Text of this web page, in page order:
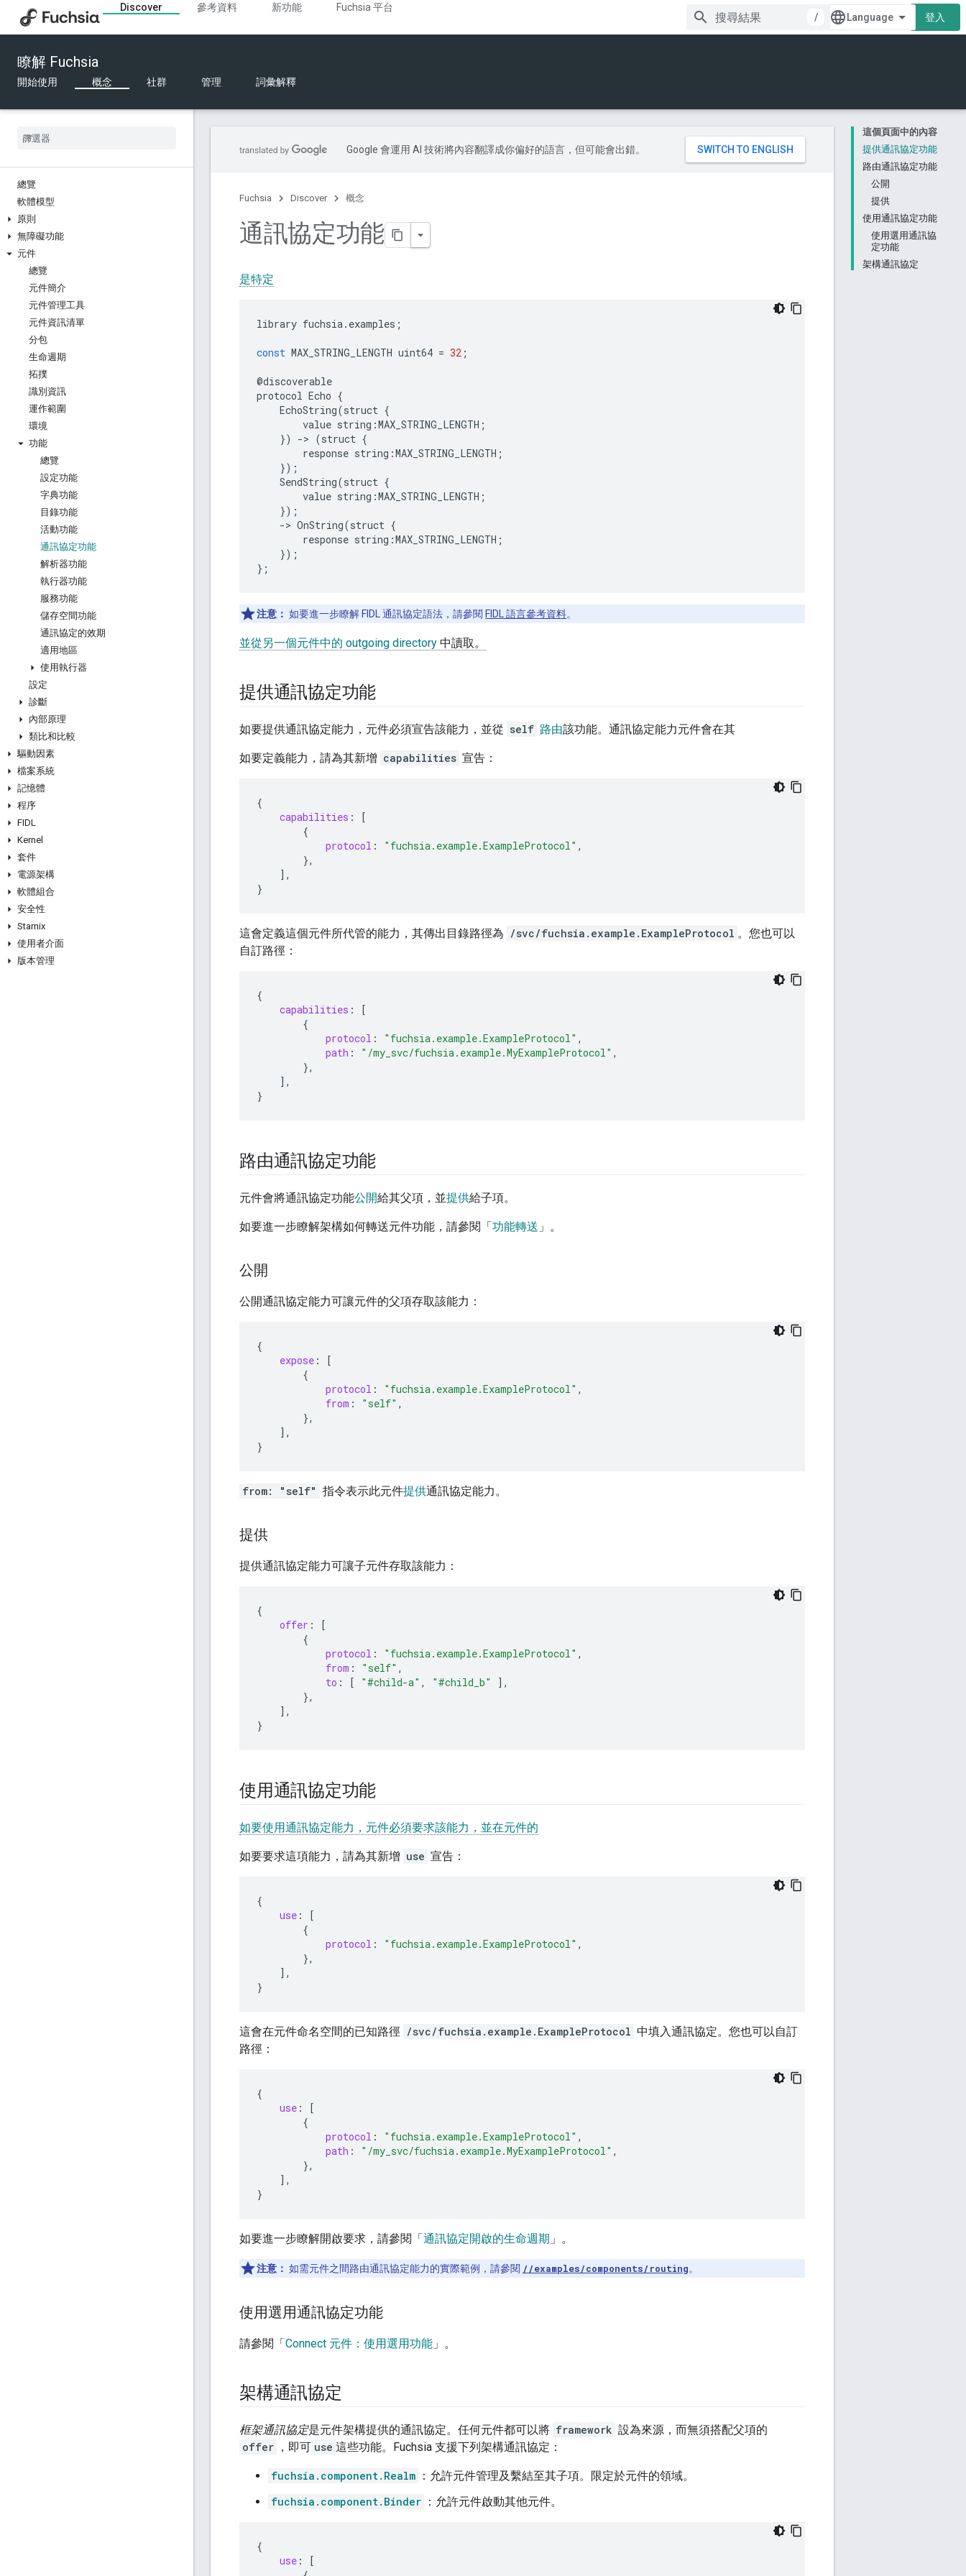
Discover 參考資料 新功能
Fuchsia 平台
/
登入
瞭解 Fuchsia
開始使用 概念 社群 管理 詞彙解釋
總覽
軟體模型
原則
無障礙功能
元件
總覽
元件簡介
元件管理工具
元件資訊清單
分包
生命週期
拓撲
識別資訊
運作範圍
環境
功能
總覽
設定功能
字典功能
目錄功能
活動功能
通訊協定功能
解析器功能
執行器功能
服務功能
儲存空間功能
通訊協定的效期
適用地區
使用執行器
設定
診斷
內部原理
類比和比較
驅動因素
檔案系統
記憶體
程序
FIDL
Kernel
套件
電源架構
軟體組合
安全性
Starnix
使用者介面
版本管理
這個頁面中的內容
提供通訊協定功能
路由通訊協定功能
公開
提供
使用通訊協定功能
使用選用通訊協
定功能
架構通訊協定
Google 會運用 AI 技術將內容翻譯成你偏好的語言，但可能會出錯。
Fuchsia Discover 概念
通訊協定功能
是特定
library fuchsia. examples ;
const MAX_STRING_LENGTH uint64 = 32 ;
@discoverable
protocol Echo {
EchoString(struct {
value string :MAX_STRING_LENGTH ;
})
-> (struct {
response string :MAX_STRING_LENGTH ;
});
SendString(struct {
value string :MAX_STRING_LENGTH ;
});
-> OnString(struct {
response string :MAX_STRING_LENGTH ;
});
};
注意： 如要進一步瞭解 FIDL 通訊協定語法，請參閱 FIDL 語言參考資料。
並從另一個元件中的 outgoing directory 中讀取。
提供通訊協定功能
如要提供通訊協定能力，元件必須宣告該能力，並從 self 路由該功能。通訊協定能力元件會在其
如要定義能力，請為其新增 capabilities 宣告：
{
capabilities :
[
{
protocol : "fuchsia.example.ExampleProtocol" ,
},
],
}
這會定義這個元件所代管的能力，其傳出目錄路徑為 /svc/fuchsia.example.ExampleProtocol 。您也可以
自訂路徑：
{
capabilities :
[
{
protocol : "fuchsia.example.ExampleProtocol" ,
path : "/my_svc/fuchsia.example.MyExampleProtocol" ,
},
],
}
路由通訊協定功能
元件會將通訊協定功能公開給其父項，並提供給子項。
如要進一步瞭解架構如何轉送元件功能，請參閱「功能轉送 」。
公開
公開通訊協定能力可讓元件的父項存取該能力：
{
expose :
[
{
protocol : "fuchsia.example.ExampleProtocol" ,
from : "self" ,
},
],
}
from: "self" 指令表示此元件提供通訊協定能力。
提供
提供通訊協定能力可讓子元件存取該能力：
{
offer :
[
{
protocol : "fuchsia.example.ExampleProtocol" ,
from : "self" ,
to : [ "#child-a" , "#child_b"
],
},
],
}
使用通訊協定功能
如要使用通訊協定能力，元件必須要求該能力，並在元件的
如要要求這項能力，請為其新增 use 宣告：
{
use :
[
{
protocol : "fuchsia.example.ExampleProtocol" ,
},
],
}
這會在元件命名空間的已知路徑 /svc/fuchsia.example.ExampleProtocol 中填入通訊協定。您也可以自訂
路徑：
{
use :
[
{
protocol : "fuchsia.example.ExampleProtocol" ,
path : "/my_svc/fuchsia.example.MyExampleProtocol" ,
},
],
}
如要進一步瞭解開啟要求，請參閱「通訊協定開啟的生命週期 」。
注意： 如需元件之間路由通訊協定能力的實際範例，請參閱 //examples/components/routing。
使用選用通訊協定功能
請參閱「Connect 元件：使用選用功能 」。
架構通訊協定
框架通訊協定是元件架構提供的通訊協定。任何元件都可以將 framework 設為來源，而無須搭配父項的
offer ，即可 use 這些功能。Fuchsia 支援下列架構通訊協定：
fuchsia.component.Realm ：允許元件管理及繫結至其子項。限定於元件的領域。
fuchsia.component.Binder ：允許元件啟動其他元件。
{
use :
[